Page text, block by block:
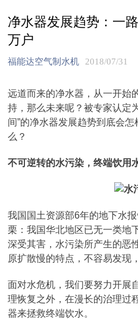
净水器发展趋势：一
万户
福能达空气制水机 2018/07/31
远道而来的净水器，从一开始
持，那么未来呢？被专家认定
间”的净水器发展趋势到底会
么？
不可逆转的水污染，终端饮用
我国国土资源部6年的地下水
栗：我国华北地区已无一类地
深受其害，水污染所产生的恶
原扩散慢的特点，不容易发现
面对水危机，我们要努力开展
理恢复之外，在漫长的治理过
器来拯救终端饮水。